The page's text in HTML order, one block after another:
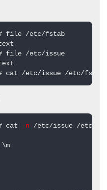
file /etc/fstab
file /etc/issue
cat /etc/issue /etc/fstab
cat -n /etc/issue /etc/